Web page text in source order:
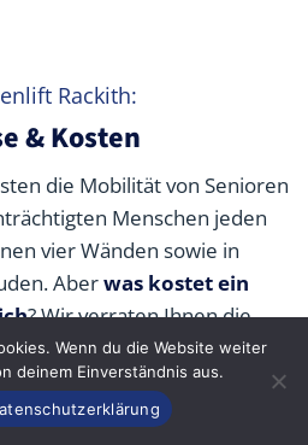
Rackith:
& Kosten
die Mobilität von Senioren
Menschen jeden
vier Wänden sowie in
Aberwas kostet ein
? Wir verraten Ihnen die
unserer Fachpartner je nach
Kosten durch Zuschüsse,
senken können.
Konfigurator
Wenn du die Website weiter
deinem Einverständnis aus.